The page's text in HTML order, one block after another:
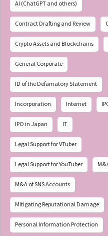
AI (ChatGPT and others)
Contract Drafting and Review
Crypto Assets and Blockchains
General Corporate
ID of the Defamatory Statement
Incorporation Internet
IPO in Japan IT
Legal Support for VTuber
Legal Support for YouTuber
M&A of SNS Accounts
Mitigating Reputational Damage
Personal Information Protection